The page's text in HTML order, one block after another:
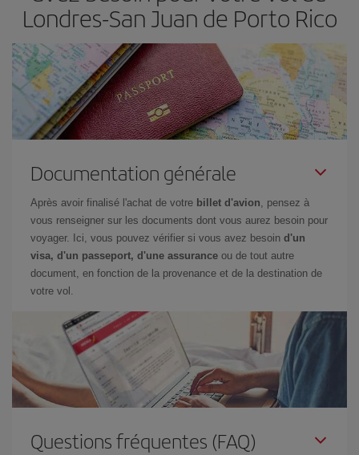
Londres-San Juan de Porto Rico
Documentation générale
Après avoir finalisé l'achat de votre billet d'avion, pensez à
vous renseigner sur les documents dont vous aurez besoin pour
voyager. Ici, vous pouvez vérifier si vous avez besoin d'un
visa, d'un passeport, d'une assurance ou de tout autre
document, en fonction de la provenance et de la destination de
votre vol.
Questions fréquentes (FAQ)